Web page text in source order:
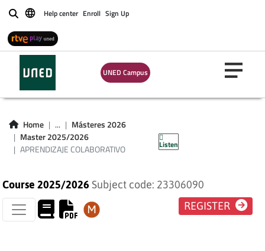
BuscarHelp center Enroll Sign Up
UNED Campus
Home ...
Másteres 2026
Master 2025/2026
APRENDIZAJE COLABORATIVO
Listen
APRENDIZAJE
COLABORATIVO
Course 2025/2026 Subject code: 23306090
REGISTER